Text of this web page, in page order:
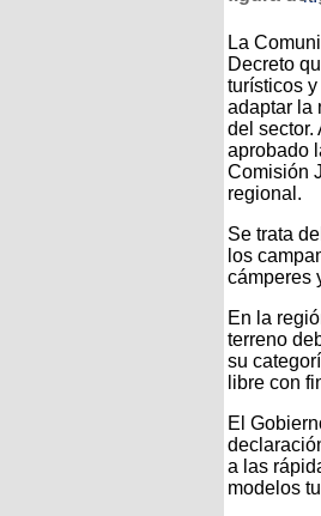
La
Decreto
turísticos
adaptar la
del sector.
aprobado
Comisión
regional.
Se trata
los
cámperes
En la
terreno
su
libre con
El
a las
modelos